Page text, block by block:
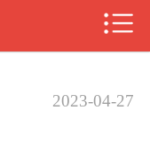
2023-04-27